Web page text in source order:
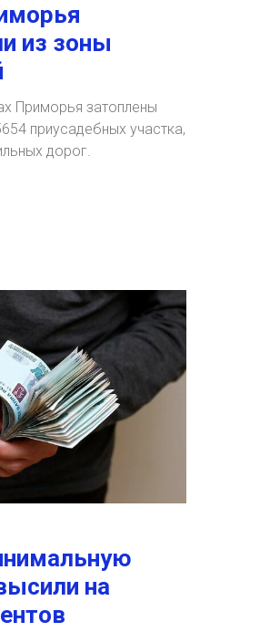
из зоны
Приморья затоплены
приусадебных участка,
дорог.
на